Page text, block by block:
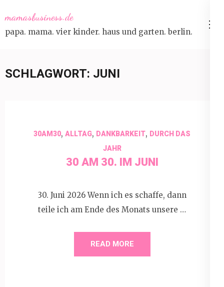
to
content
mamasbusiness.de
papa. mama. vier kinder. haus und garten. berlin.
SCHLAGWORT: JUNI
30AM30, ALLTAG, DANKBARKEIT, DURCH DAS
JAHR
30 AM 30. IM JUNI
30. Juni 2026 Wenn ich es schaffe, dann
teile ich am Ende des Monats unsere …
READ MORE